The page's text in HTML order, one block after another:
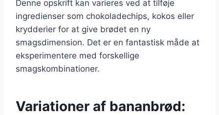
Denne opskrift kan varieres ved at tilføje
ingredienser som chokoladechips, kokos eller
krydderier for at give brødet en ny
smagsdimension. Det er en fantastisk måde at
eksperimentere med forskellige
smagskombinationer.
Variationer af bananbrød: